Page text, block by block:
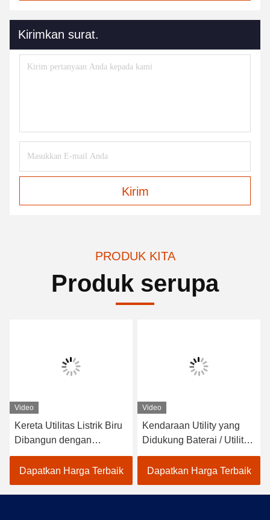
Kirimkan surat.
Kirim
PRODUK KITA
Produk serupa
Video
Kereta Utilitas Listrik Biru
Dibangun dengan
Regulator Frekuensi
Tinggi 48v 3.7kw dan
Pengontrol Curtis untuk
Pengalaman Berkendara
Dapatkan Harga Terbaik
Video
Kendaraan Utility yang
Didukung Baterai / Utilitas
Utilitas Listrik 350A USA
Curties Controller
Dapatkan Harga Terbaik